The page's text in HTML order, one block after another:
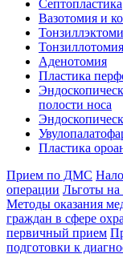
Септопластика
Вазотомия и
Тонзиллотомия
Аденотомия
Пластика
полости носа
Пластика
Прием по ДМС
операции Льготы
Методы оказания
граждан в сфере
первичный прием
подготовки к